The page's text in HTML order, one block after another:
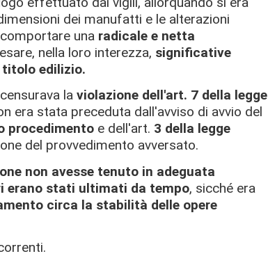
dei manufatti e le alterazioni
una radicale e netta
nella loro interezza, significative
edilizio.
censurava la violazione dell'art. 7 della legge
era stata preceduta dall'avviso di avvio del
procedimento e dell'art. 3 della legge
del provvedimento avversato.
non avesse tenuto in adeguata
erano stati ultimati da tempo, sicché era
circa la stabilità delle opere